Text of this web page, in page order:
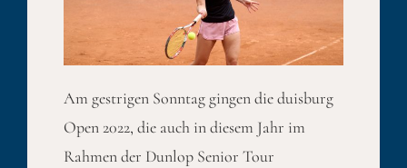
Am gestrigen Sonntag gingen die duisburg
Open 2022, die auch in diesem Jahr im
Rahmen der Dunlop Senior Tour